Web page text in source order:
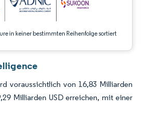
in keiner bestimmten Reihenfolge sortiert
voraussichtlich von 16,83 Milliarden
Milliarden USD erreichen, mit einer